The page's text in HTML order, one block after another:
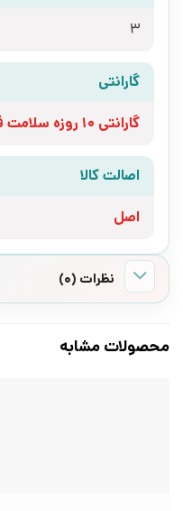
3
گارانتی
گارانتی 10 روزه سلامت فیزیکی کتاب
اصالت کالا
اصل
نظرات (0)
محصولات مشابه